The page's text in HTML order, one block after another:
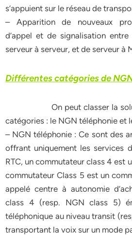
s’appuient sur le réseau de
– Apparition de nouveaux
d’appel et de signalisation
serveur à serveur, et de serveur à
Différentes catégories de
On peut classer la
catégories : le NGN téléphonie et
– NGN téléphonie : Ce sont des
offrant uniquement les services
RTC, un commutateur class 4 est
commutateur Class 5 est un
appelé centre à autonomie
class 4 (resp. NGN class 5)
téléphonique au niveau transit
transportant la voix sur un mode